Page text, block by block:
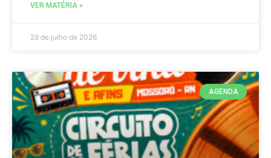
VER MATÉRIA »
29 de julho de 2026
AGENDA